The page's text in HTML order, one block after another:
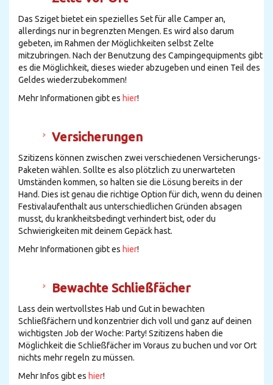
Das Sziget bietet ein spezielles Set für alle Camper an,
allerdings nur in begrenzten Mengen. Es wird also darum
gebeten, im Rahmen der Möglichkeiten selbst Zelte
mitzubringen. Nach der Benutzung des Campingequipments gibt
es die Möglichkeit, dieses wieder abzugeben und einen Teil des
Geldes wiederzubekommen!
Mehr Informationen gibt es hier!
Versicherungen
Szitizens können zwischen zwei verschiedenen Versicherungs-
Paketen wählen. Sollte es also plötzlich zu unerwarteten
Umständen kommen, so halten sie die Lösung bereits in der
Hand. Dies ist genau die richtige Option für dich, wenn du deinen
Festivalaufenthalt aus unterschiedlichen Gründen absagen
musst, du krankheitsbedingt verhindert bist, oder du
Schwierigkeiten mit deinem Gepäck hast.
Mehr Informationen gibt es hier!
Bewachte Schließfächer
Lass dein wertvollstes Hab und Gut in bewachten
Schließfächern und konzentrier dich voll und ganz auf deinen
wichtigsten Job der Woche: Party! Szitizens haben die
Möglichkeit die Schließfächer im Voraus zu buchen und vor Ort
nichts mehr regeln zu müssen.
Mehr Infos gibt es hier!